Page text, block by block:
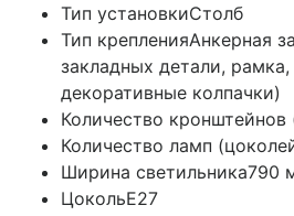
Тип установкиСтолб
Тип крепленияАнкерная
закладных детали, рамка,
декоративные колпачки)
Количество кронштейнов
Количество ламп
Ширина светильника790
ЦокольE27